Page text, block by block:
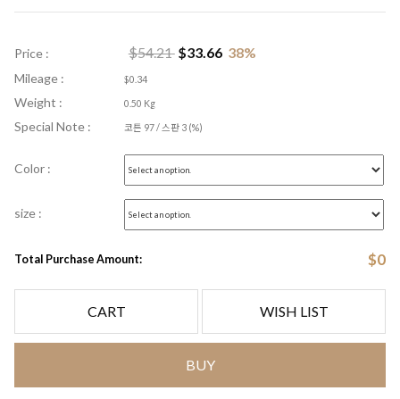
Price : $54.21 $33.66 38%
Mileage : $0.34
Weight : 0.50 Kg
Special Note : 코튼 97 / 스판 3 (%)
Color :
size :
Total Purchase Amount: $0
CART WISH LIST
BUY